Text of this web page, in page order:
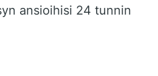
ansioihisi 24 tunnin